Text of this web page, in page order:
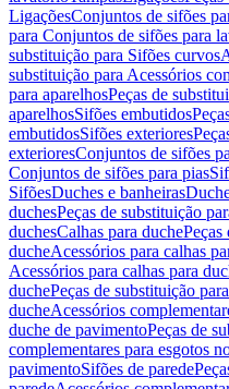
LigaçõesConjuntos de sifões
para Conjuntos de sifões para
substituição para Sifões curvos
substituição para Acessórios
para aparelhosPeças de
aparelhosSifões embutidos
embutidosSifões exteriores
exterioresConjuntos de sifões
Conjuntos de sifões para pias
SifõesDuches e banheiras
duchesPeças de substituição
duchesCalhas para duchePeças
ducheAcessórios para calhas
Acessórios para calhas para
duchePeças de substituição
ducheAcessórios
duche de pavimentoPeças de
complementares para esgotos
pavimentoSifões de parede